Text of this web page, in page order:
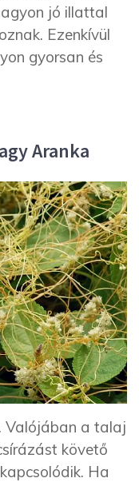
jó illattal
Ezenkívül
gyorsan és
Aranka
Valójában a talaj
követő
Ha